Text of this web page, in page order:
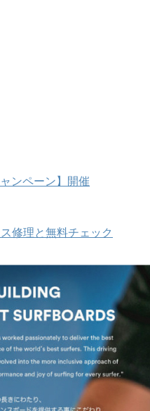
ンペーン】開催
修理と無料チェック